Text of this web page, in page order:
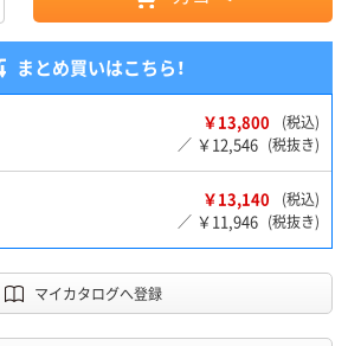
まとめ買いはこちら！
￥13,800
(税込)
／ ￥12,546 (税抜き)
￥13,140
(税込)
／ ￥11,946 (税抜き)
マイカタログへ登録